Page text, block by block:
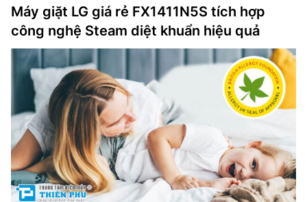
Máy giặt LG giá rẻ FX1411N5S tích hợp
công nghệ Steam diệt khuẩn hiệu quả